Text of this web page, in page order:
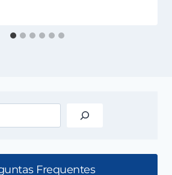
Frequentes